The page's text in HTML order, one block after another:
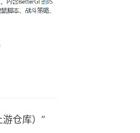
仓库）”